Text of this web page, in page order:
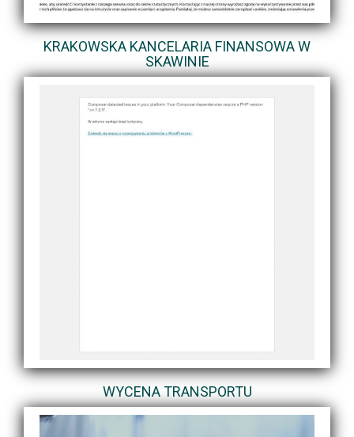
KRAKOWSKA KANCELARIA FINANSOWA W
SKAWINIE
WYCENA TRANSPORTU